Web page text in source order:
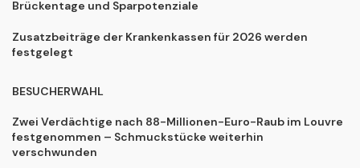
Brückentage und Sparpotenziale
Zusatzbeiträge der Krankenkassen für 2026 werden
festgelegt
BESUCHERWAHL
Zwei Verdächtige nach 88-Millionen-Euro-Raub im Louvre
festgenommen – Schmuckstücke weiterhin
verschwunden